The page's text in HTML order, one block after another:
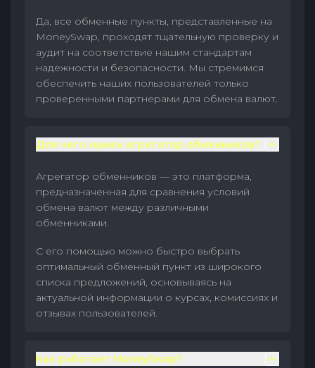
Да, все обменные пункты, представленные на
MoneySwap, проходят тщательную проверку и
аудит на соответствие нашим стандартам
надежности и безопасности. Мы стремимся
обеспечить наших пользователей только
проверенными партнерами для обмена валют.
Для чего нужен агрегатор обменников?
Агрегатор обменников — это платформа,
предназначенная для сравнения условий
обмена валют между различными
обменниками.
С его помощью можно быстро выбрать
оптимальный обменный пункт из широкого
списка предложений, основываясь на
актуальной информации о курсах, комиссиях и
отзывах пользователей.
Как работает MoneySwap?